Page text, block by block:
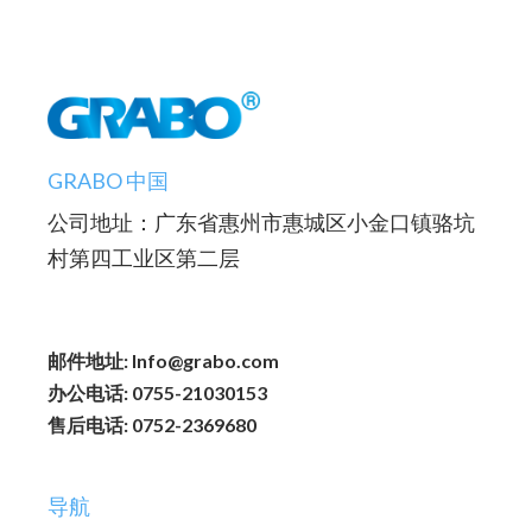
GRABO 中国
公司地址：广东省惠州市惠城区小金口镇骆坑
村第四工业区第二层
邮件地址: Info@grabo.com
办公电话: 0755-21030153
售后电话: 0752-2369680
导航